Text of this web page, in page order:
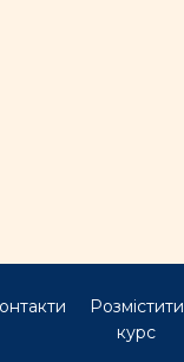
Розмістити
курс